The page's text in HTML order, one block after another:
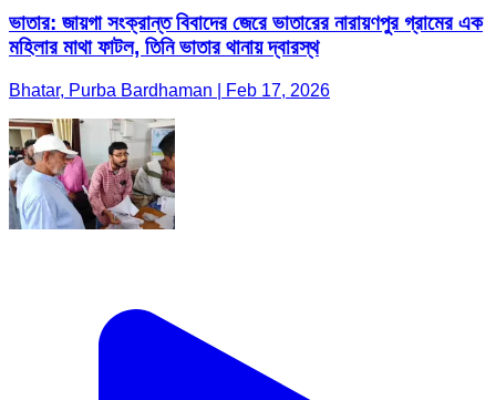
ভাতার: জায়গা সংক্রান্ত বিবাদের জেরে ভাতারের নারায়ণপুর গ্রামের এক
মহিলার মাথা ফাটল, তিনি ভাতার থানায় দ্বারস্থ
Bhatar, Purba Bardhaman | Feb 17, 2026